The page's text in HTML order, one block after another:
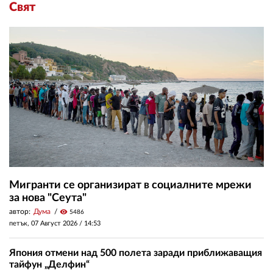
Свят
Мигранти се организират в социалните мрежи
за нова "Сеута"
автор: Дума visibility 5486
петък, 07 Август 2026 / 14:53
Япония отмени над 500 полета заради приближаващия
тайфун „Делфин“